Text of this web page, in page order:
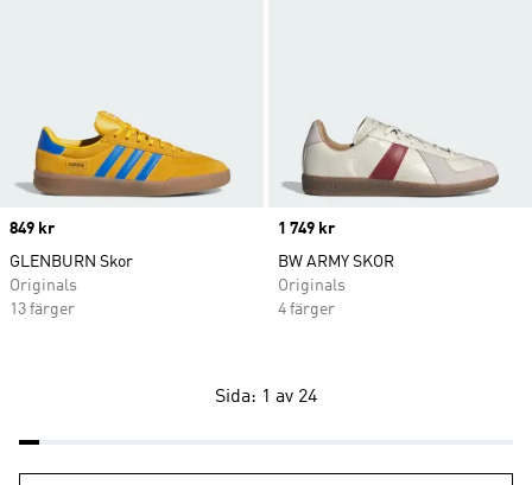
Price
849 kr
GLENBURN Skor
Originals
13 färger
Price
1 749 kr
BW ARMY SKOR
Originals
4 färger
Sida: 1 av 24